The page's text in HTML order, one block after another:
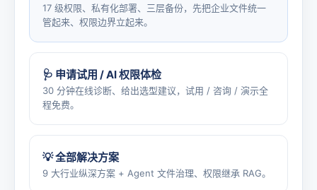
17 级权限、私有化部署、三层备份，先把企业文件统一
管起来、权限边界立起来。
🩺 申请试用 / AI 权限体检
30 分钟在线诊断、给出选型建议，试用 / 咨询 / 演示全
程免费。
💡 全部解决方案
9 大行业纵深方案 + Agent 文件治理、权限继承 RAG。